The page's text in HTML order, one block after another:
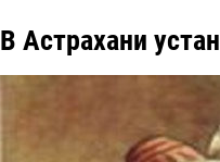
В Астрахани